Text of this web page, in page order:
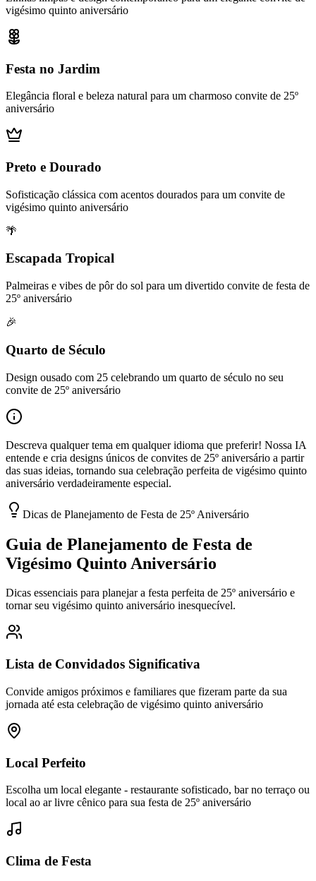
vigésimo quinto aniversário
Festa no Jardim
Elegância floral e beleza natural para um charmoso convite de 25º
aniversário
Preto e Dourado
Sofisticação clássica com acentos dourados para um convite de
vigésimo quinto aniversário
🌴
Escapada Tropical
Palmeiras e vibes de pôr do sol para um divertido convite de festa de
25º aniversário
🎉
Quarto de Século
Design ousado com 25 celebrando um quarto de século no seu
convite de 25º aniversário
Descreva qualquer tema em qualquer idioma que preferir! Nossa IA
entende e cria designs únicos de convites de 25º aniversário a partir
das suas ideias, tornando sua celebração perfeita de vigésimo quinto
aniversário verdadeiramente especial.
Dicas de Planejamento de Festa de 25º Aniversário
Guia de Planejamento de Festa de
Vigésimo Quinto Aniversário
Dicas essenciais para planejar a festa perfeita de 25º aniversário e
tornar seu vigésimo quinto aniversário inesquecível.
Lista de Convidados Significativa
Convide amigos próximos e familiares que fizeram parte da sua
jornada até esta celebração de vigésimo quinto aniversário
Local Perfeito
Escolha um local elegante - restaurante sofisticado, bar no terraço ou
local ao ar livre cênico para sua festa de 25º aniversário
Clima de Festa